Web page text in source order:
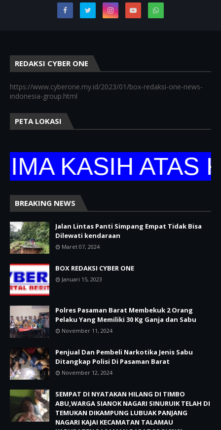
REDAKSI CYBER ONE
https://www.cyberone.my.id/2023/01/box-redaksi-one-news-
indonesia-group.html
PETA LOKASI
ATAS
BREAKING NEWS
Jalan Lintas Panti Simpang Empat Tidak Bisa
Dilewati kendaraan
Maret 07, 2024
BOX REDAKSI CYBER ONE
Januari 15, 2023
Polres Pasaman Barat Membekuk 2 Orang
Pelaku Yang Memiliki 30 Kg Ganja dan Sabu
November 11, 2024
Penjual Dan Pembeli Narkotika Jenis Sabu
Ditangkap Polisi Di Pasaman Barat
November 12, 2024
SEMPAT DI NYATAKAN HILANG DI TIMBO
ABU,WARGA SIANOK NAGARI SINURUIK TELAH DI
TEMUKAN DIKAMPUNG LUBUAK PANJANG
NAGARI KAJAI KECAMATAN TALAMAU